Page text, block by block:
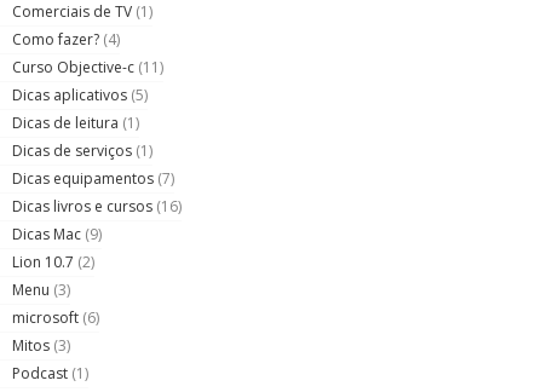
Comerciais de TV (1)
Como fazer? (4)
Curso Objective-c (11)
Dicas aplicativos (5)
Dicas de leitura (1)
Dicas de serviços (1)
Dicas equipamentos (7)
Dicas livros e cursos (16)
Dicas Mac (9)
Lion 10.7 (2)
Menu (3)
microsoft (6)
Mitos (3)
Podcast (1)